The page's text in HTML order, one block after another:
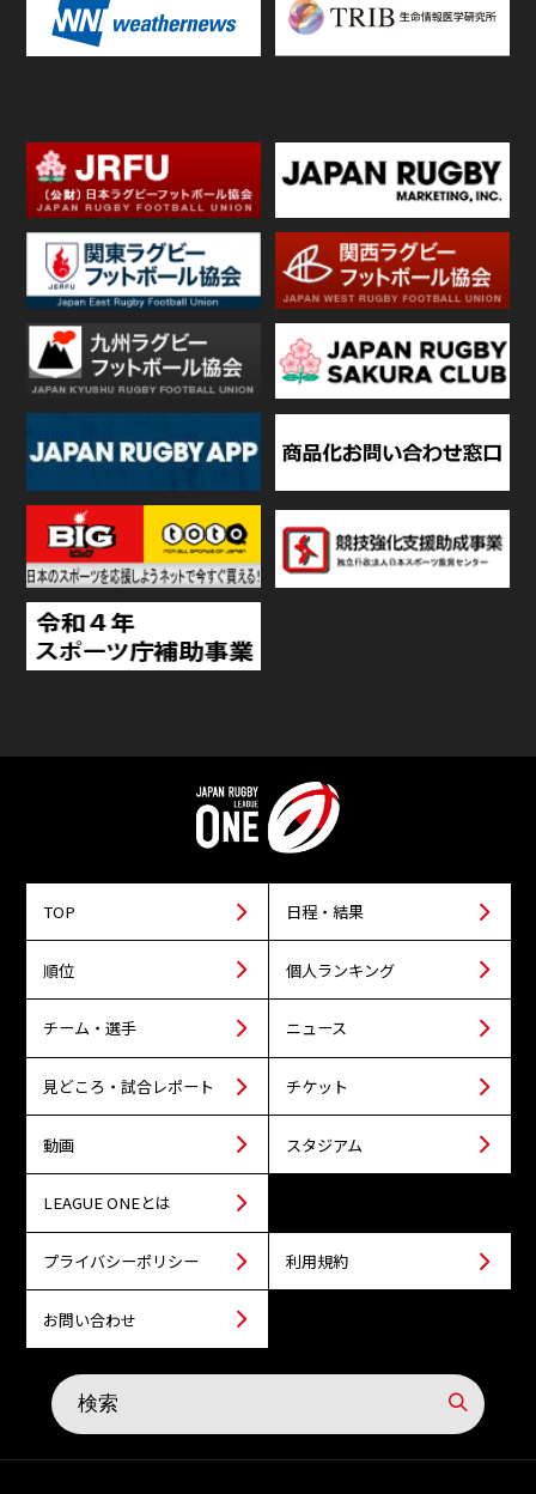
TOP 日程・結果
順位 個人ランキング
チーム・選手 ニュース
見どころ・試合レポート チケット
動画 スタジアム
LEAGUE ONEとは
プライバシーポリシー 利用規約
お問い合わせ